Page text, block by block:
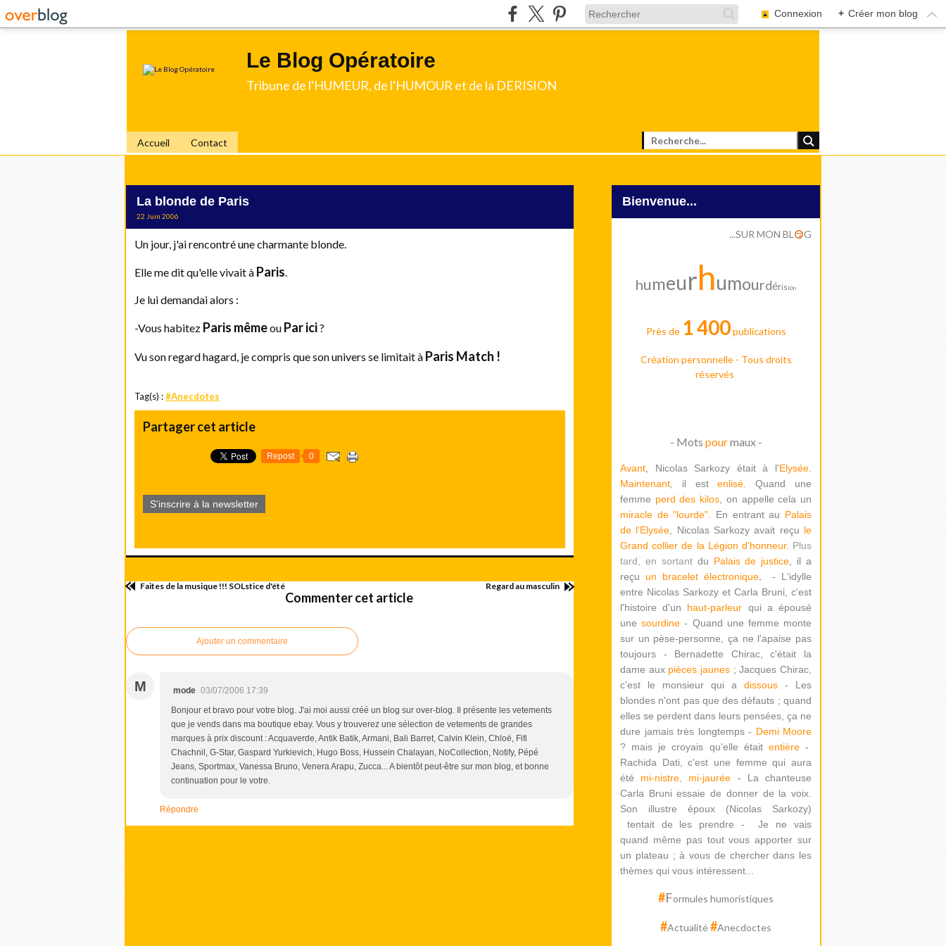
Connexion + Créer mon blog
Le Blog Opératoire
Tribune de l'HUMEUR, de l'HUMOUR et de la DERISION
Accueil Contact
La blonde de Paris
22 Juin 2006
Un jour, j'ai rencontré une charmante blonde.
Elle me dit qu'elle vivait à Paris.
Je lui demandai alors :
-Vous habitez Paris mêmeou Par ici?
Vu son regard hagard, je compris que son univers se limitait à Paris Match !
Tag(s) :#Anecdotes
Partager cet article
Repost 0
S'inscrire à la newsletter
Faites de la musique !!! SOLstice d'été Regard au masculin
Commenter cet article
Ajouter un commentaire
M mode 03/07/2006 17:39
Bonjour et bravo pour votre blog. J'ai moi aussi créé un blog sur over-blog. Il présente les vetements
que je vends dans ma boutique ebay. Vous y trouverez une sélection de vetements de grandes
marques à prix discount : Acquaverde, Antik Batik, Armani, Bali Barret, Calvin Klein, Chloë, Fifi
Chachnil, G-Star, Gaspard Yurkievich, Hugo Boss, Hussein Chalayan, NoCollection, Notify, Pépé
Jeans, Sportmax, Vanessa Bruno, Venera Arapu, Zucca... A bientôt peut-être sur mon blog, et bonne
continuation pour le votre.
Répondre
Bienvenue...
...SUR MON BL 😏G
humeurhumourdérision
Près de 1 400 publications
Création personnelle - Tous droits
réservés
- Mots pourmaux -
Avant , Nicolas Sarkozy était à l'Elysée
Maintenant , il estenlisé . Quand une
femme perd des kilos , on appelle cela un
miracle de "lourde". En entrant au Palais
de l'Elysée , Nicolas Sarkozy avait reçu le
Grand collier de la Légion d'honneur. Plus
tard, en sortantdu Palais de justice , il a
reçu un bracelet électronique.
- L'idylle
entre Nicolas Sarkozy et Carla Bruni, c'est
l'histoire d'un haut-parleur qui a épousé
unesourdine - Quand une femme monte
sur un pèse-personne, ça ne l'apaise pas
toujours - Bernadette Chirac, c'était la
dame aux pièces jaunes ; Jacques Chirac,
c'est le monsieur qui a dissous - Les
blondes n'ont pas que des défauts ; quand
elles se perdent dans leurs pensées, ça ne
dure jamais très longtemps - Demi Moore
? mais je croyais qu'elle étaitentière-
Rachida Dati , c'est une femme qui aura
été mi-nistre, mi-jaurée -
La chanteuse
Carla Bruni essaie de donner de la voix.
Son illustre époux (Nicolas Sarkozy)
tentait de les prendre - Je ne vais
quand même pas tout vous apporter sur
un plateau ; à vous de chercher dans les
thèmes qui vous intéressent...
#Formules humoristiques
#Actualité#Anecdoctes